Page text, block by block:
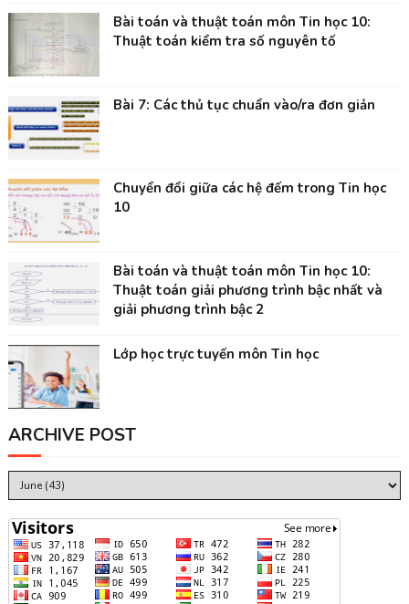
Bài toán và thuật toán môn Tin học 10:
Thuật toán kiểm tra số nguyên tố
Bài 7: Các thủ tục chuẩn vào/ra đơn giản
Chuyển đổi giữa các hệ đếm trong Tin học
10
Bài toán và thuật toán môn Tin học 10:
Thuật toán giải phương trình bậc nhất và
giải phương trình bậc 2
Lớp học trực tuyến môn Tin học
ARCHIVE POST